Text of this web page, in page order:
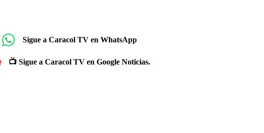
Sigue a Caracol TV en WhatsApp
📺 Sigue a Caracol TV en Google Noticias.